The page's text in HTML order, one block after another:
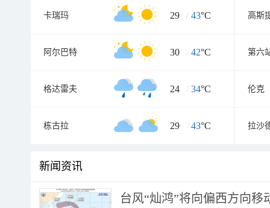
卡瑞玛 29 / 43°C 高斯
阿尔巴特 30 / 42°C 第六
格达雷夫 24 / 34°C 伦克
栋古拉 29 / 43°C 拉沙
新闻资讯
台风“灿鸿”将向偏西方向移